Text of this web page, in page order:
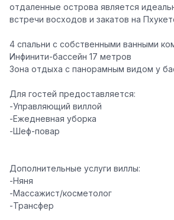
отдаленные острова является
встречи восходов и закатов на
️4 спальни с собственными ванными
️Инфинити-бассейн 17 метров
️Зона отдыха с панорамным видом у
Для гостей предоставляется:
-Управляющий виллой
-Ежедневная уборка
-Шеф-повар
Дополнительные услуги виллы:
-Няня
-Массажист/косметолог
-Трансфер